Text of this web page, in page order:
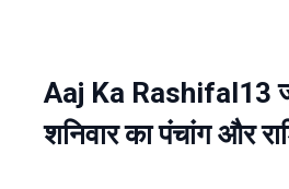
Aaj Ka Rashifal13
शनिवार का पंचांग और